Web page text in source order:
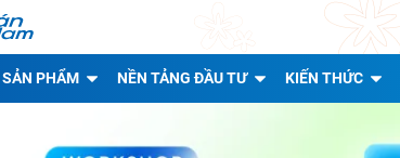
SẢN PHẨM NỀN TẢNG ĐẦU TƯ KIẾN THỨC